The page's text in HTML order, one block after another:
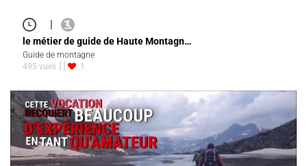
|
le métier de guide de Haute Montagn…
Guide de montagne
495 vues
1